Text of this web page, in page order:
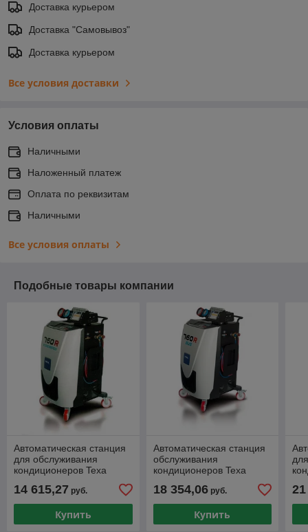
Доставка курьером
Доставка "Самовывоз"
Доставка курьером
Все условия доставки
Условия оплаты
Наличными
Наложенный платеж
Оплата по реквизитам
Наличными
Все условия оплаты
Подобные товары компании
Автоматическая станция
для обслуживания
кондиционеров Texa
14 615,27 руб.
Купить
Автоматическая станция
обслуживания
кондиционеров Texa
18 354,06руб.
Купить